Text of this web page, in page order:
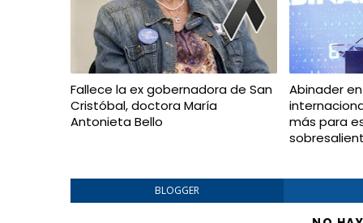
Fallece la ex gobernadora de San
Cristóbal, doctora María
Antonieta Bello
Abinader
más para
BLOGGER